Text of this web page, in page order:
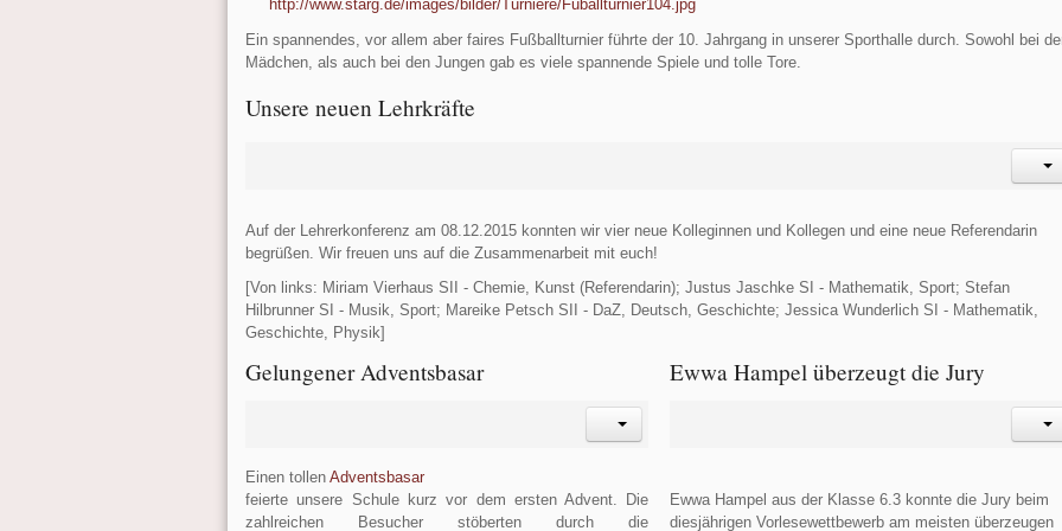
http://www.starg.de/images/bilder/Turniere/Fuballturnier104.jpg
Ein spannendes, vor allem aber faires Fußballturnier führte der 10. Jahrgang in unserer Sporthalle durch. Sowohl bei
Mädchen, als auch bei den Jungen gab es viele spannende Spiele und tolle Tore.
Unsere neuen Lehrkräfte
Auf der Lehrerkonferenz am 08.12.2015 konnten wir vier neue Kolleginnen und Kollegen und eine neue Referendarin
begrüßen. Wir freuen uns auf die Zusammenarbeit mit euch!
[Von links: Miriam Vierhaus SII - Chemie, Kunst (Referendarin); Justus Jaschke SI - Mathematik, Sport; Stefan
Hilbrunner SI - Musik, Sport; Mareike Petsch SII - DaZ, Deutsch, Geschichte; Jessica Wunderlich SI - Mathematik,
Geschichte, Physik]
Gelungener Adventsbasar
Einen tollenAdventsbasar
feierte unsere Schule kurz vor dem ersten Advent. Die
zahlreichen Besucher stöberten durch die
Ewwa Hampel überzeugt die Jury
Ewwa Hampel aus der Klasse 6.3 konnte die Jury beim
diesjährigen Vorlesewettbewerb am meisten überzeugen